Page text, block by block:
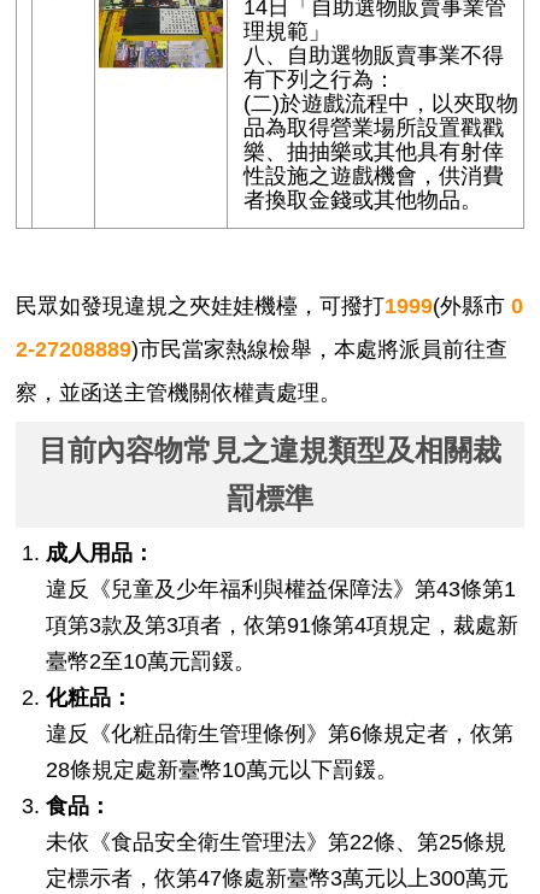
14日「自助選物販賣事業管
理規範」
八、自助選物販賣事業不得
有下列之行為：
(二)於遊戲流程中，以夾取物
品為取得營業場所設置戳戳
樂、抽抽樂或其他具有射倖
性設施之遊戲機會，供消費
者換取金錢或其他物品。
民眾如發現違規之夾娃娃機檯，可撥打1999(外縣市 0
2-27208889)市民當家熱線檢舉，本處將派員前往查
察，並函送主管機關依權責處理。
目前內容物常見之違規類型及相關裁
罰標準
成人用品：
違反《兒童及少年福利與權益保障法》第43條第1
項第3款及第3項者，依第91條第4項規定，裁處新
臺幣2至10萬元罰鍰。
化粧品：
違反《化粧品衛生管理條例》第6條規定者，依第
28條規定處新臺幣10萬元以下罰鍰。
食品：
未依《食品安全衛生管理法》第22條、第25條規
定標示者，依第47條處新臺幣3萬元以上300萬元